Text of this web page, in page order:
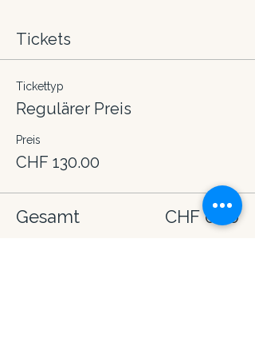
Tickets
Tickettyp
Regulärer Preis
Preis
CHF 130.00
Gesamt CHF 0.00